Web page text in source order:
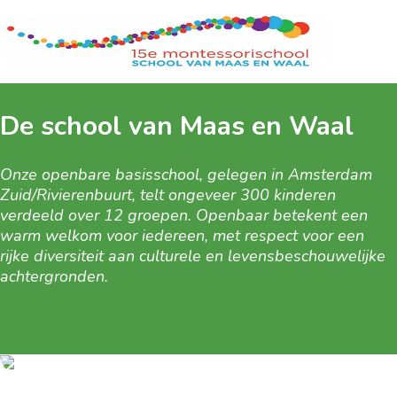
De school van Maas en Waal
Onze openbare basisschool, gelegen in Amsterdam
Zuid/Rivierenbuurt, telt ongeveer 300 kinderen
verdeeld over 12 groepen. Openbaar betekent een
warm welkom voor iedereen, met respect voor een
rijke diversiteit aan culturele en levensbeschouwelijke
achtergronden.